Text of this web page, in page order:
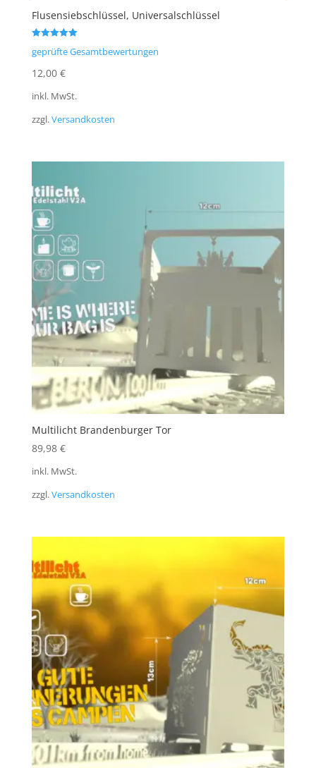
Flusensiebschlüssel, Universalschlüssel
5.00
geprüfte Gesamtbewertungen
12,00 €
inkl. MwSt.
zzgl.Versandkosten
Multilicht Brandenburger Tor
89,98 €
inkl. MwSt.
zzgl.Versandkosten